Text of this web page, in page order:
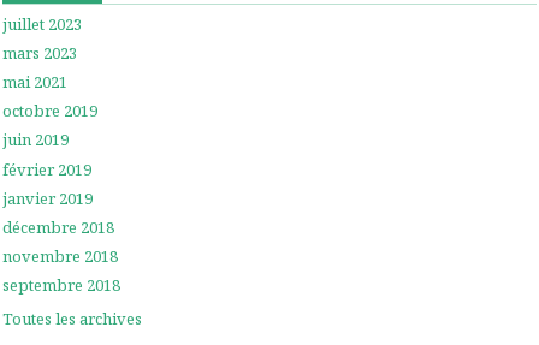
juillet 2023
mars 2023
mai 2021
octobre 2019
juin 2019
février 2019
janvier 2019
décembre 2018
novembre 2018
septembre 2018
Toutes les archives